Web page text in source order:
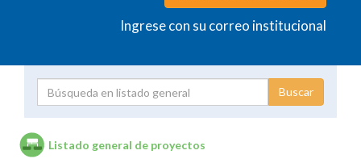
Ingrese con su correo institucional
Listado general de proyectos